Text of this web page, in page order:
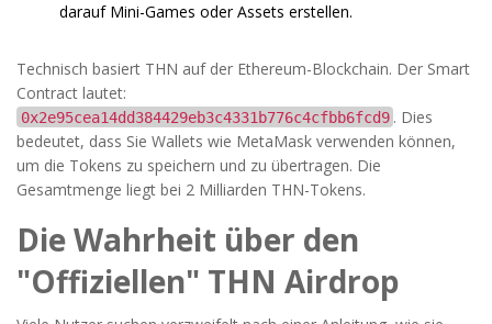
darauf Mini-Games oder Assets erstellen.
Technisch basiert THN auf der Ethereum-Blockchain. Der Smart
Contract lautet:
0x2e95cea14dd384429eb3c4331b776c4cfbb6fcd9 . Dies
bedeutet, dass Sie Wallets wie MetaMask verwenden können,
um die Tokens zu speichern und zu übertragen. Die
Gesamtmenge liegt bei 2 Milliarden THN-Tokens.
Die Wahrheit über den
"Offiziellen" THN Airdrop